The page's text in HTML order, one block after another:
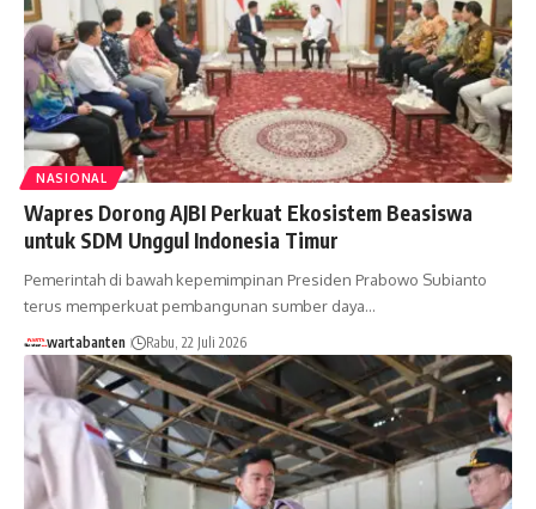
NASIONAL
Wapres Dorong AJBI Perkuat Ekosistem Beasiswa
untuk SDM Unggul Indonesia Timur
Pemerintah di bawah kepemimpinan Presiden Prabowo Subianto
terus memperkuat pembangunan sumber daya…
wartabanten Rabu, 22 Juli 2026